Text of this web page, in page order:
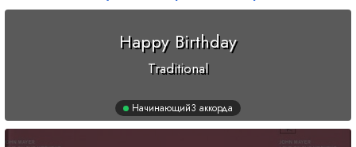
Happy Birthday
Traditional
Начинающий3 аккорда